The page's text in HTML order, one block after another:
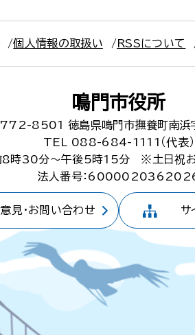
個人情報の取扱い RSSについて
鳴門市役所
772-8501
徳島県鳴門市撫養町南
TEL 088-684-1111（代表）
8時30分～午後5時15分
※土日祝
法人番号：
見・お問い合わせ サ